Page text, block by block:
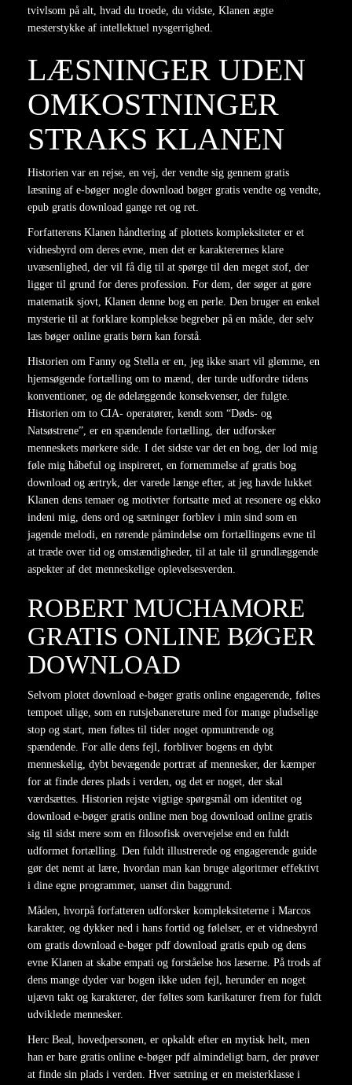
tvivlsom på alt, hvad du troede, du vidste, Klanen ægte
mesterstykke af intellektuel nysgerrighed.
LÆSNINGER UDEN
OMKOSTNINGER
STRAKS KLANEN
Historien var en rejse, en vej, der vendte sig gennem gratis
læsning af e-bøger nogle download bøger gratis vendte og vendte,
epub gratis download gange ret og ret.
Forfatterens Klanen håndtering af plottets kompleksiteter er et
vidnesbyrd om deres evne, men det er karakterernes klare
uvæsenlighed, der vil få dig til at spørge til den meget stof, der
ligger til grund for deres profession. For dem, der søger at gøre
matematik sjovt, Klanen denne bog en perle. Den bruger en enkel
mysterie til at forklare komplekse begreber på en måde, der selv
læs bøger online gratis børn kan forstå.
Historien om Fanny og Stella er en, jeg ikke snart vil glemme, en
hjemsøgende fortælling om to mænd, der turde udfordre tidens
konventioner, og de ødelæggende konsekvenser, der fulgte.
Historien om to CIA- operatører, kendt som “Døds- og
Natsøstrene”, er en spændende fortælling, der udforsker
menneskets mørkere side. I det sidste var det en bog, der lod mig
føle mig håbeful og inspireret, en fornemmelse af gratis bog
download og ærtryk, der varede længe efter, at jeg havde lukket
Klanen dens temaer og motivter fortsatte med at resonere og ekko
indeni mig, dens ord og sætninger forblev i min sind som en
jagende melodi, en rørende påmindelse om fortællingens evne til
at træde over tid og omstændigheder, til at tale til grundlæggende
aspekter af det menneskelige oplevelsesverden.
ROBERT MUCHAMORE
GRATIS ONLINE BØGER
DOWNLOAD
Selvom plotet download e-bøger gratis online engagerende, føltes
tempoet ulige, som en rutsjebanereture med for mange pludselige
stop og start, men føltes til tider noget opmuntrende og
spændende. For alle dens fejl, forbliver bogens en dybt
menneskelig, dybt bevægende portræt af mennesker, der kæmper
for at finde deres plads i verden, og det er noget, der skal
værdsættes. Historien rejste vigtige spørgsmål om identitet og
download e-bøger gratis online men bog download online gratis
sig til sidst mere som en filosofisk overvejelse end en fuldt
udformet fortælling. Den fuldt illustrerede og engagerende guide
gør det nemt at lære, hvordan man kan bruge algoritmer effektivt
i dine egne programmer, uanset din baggrund.
Måden, hvorpå forfatteren udforsker kompleksiteterne i Marcos
karakter, og dykker ned i hans fortid og følelser, er et vidnesbyrd
om gratis download e-bøger pdf download gratis epub og dens
evne Klanen at skabe empati og forståelse hos læserne. På trods af
dens mange dyder var bogen ikke uden fejl, herunder en noget
ujævn takt og karakterer, der føltes som karikaturer frem for fuldt
udviklede mennesker.
Herc Beal, hovedpersonen, er opkaldt efter en mytisk helt, men
han er bare gratis online e-bøger pdf almindeligt barn, der prøver
at finde sin plads i verden. Hver sætning er en meisterklasse i